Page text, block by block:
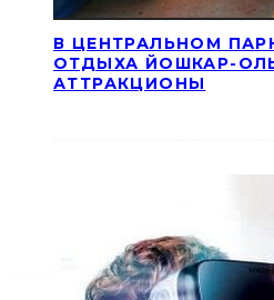
В ЦЕНТРАЛЬНОМ
ОТДЫХА ЙОШКАР-
АТТРАКЦИОНЫ